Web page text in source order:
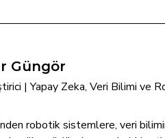
Güngör
| Yapay Zeka, Veri Bilimi ve
robotik sistemlere, veri